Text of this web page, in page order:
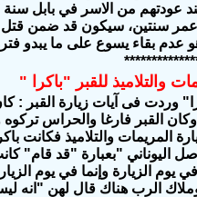
عدم بقاء يسوع على ما يبدو فترة
والتلاميذ للقبر "باكرا "
وردت فى آيات زيارة القبر :
وكان القبر فارغا والحراس
المريمات والتلاميذ فكانت
يوم الزيارة وإنما في يوم